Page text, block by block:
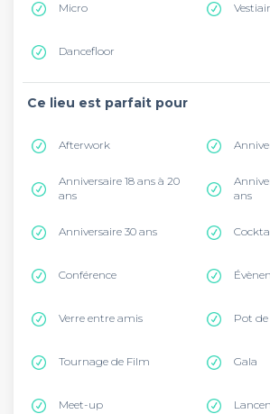
Micro
Dancefloor
Ce lieu est parfait pour
Afterwork
Anniversaire 18 ans à 20
ans
ans
Anniversaire 30 ans
Conférence
Verre entre amis Pot
Tournage de Film Gala
Meet-up